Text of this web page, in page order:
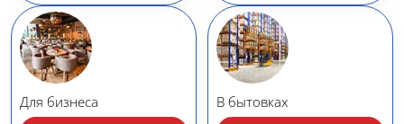
Для бизнеса В бытовках